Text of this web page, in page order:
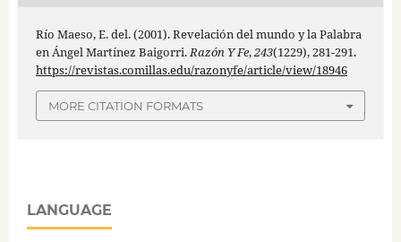
Río Maeso, E. del. (2001). Revelación del mundo y la Palabra
en Ángel Martínez Baigorri.Razón Y Fe,243(1229), 281-291.
https://revistas.comillas.edu/razonyfe/article/view/18946
MORE CITATION FORMATS
LANGUAGE